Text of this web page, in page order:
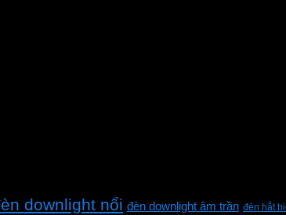
downlight nổi đèn downlight âm trần đèn hắt